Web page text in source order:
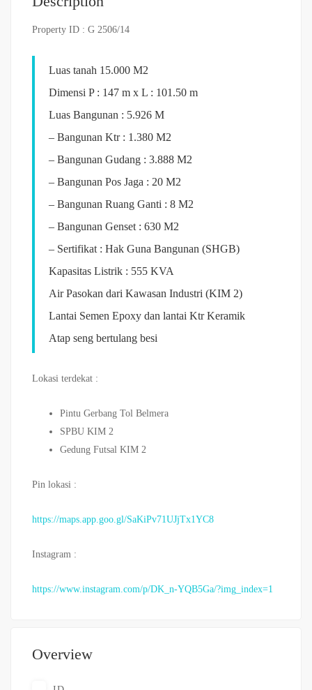
Property ID : G 2506/14
Luas tanah 15.000 M2
Dimensi P : 147 m x L : 101.50 m
Luas Bangunan : 5.926 M
– Bangunan Ktr : 1.380 M2
– Bangunan Gudang : 3.888 M2
– Bangunan Pos Jaga : 20 M2
– Bangunan Ruang Ganti : 8 M2
– Bangunan Genset : 630 M2
– Sertifikat : Hak Guna Bangunan (SHGB)
Kapasitas Listrik : 555 KVA
Air Pasokan dari Kawasan Industri (KIM 2)
Lantai Semen Epoxy dan lantai Ktr Keramik
Atap seng bertulang besi
Lokasi terdekat :
Pintu Gerbang Tol Belmera
SPBU KIM 2
Gedung Futsal KIM 2
Pin lokasi :
https://maps.app.goo.gl/SaKiPv71UJjTx1YC8
Instagram :
https://www.instagram.com/p/DK_n-YQB5Ga/?img_index=1
Overview